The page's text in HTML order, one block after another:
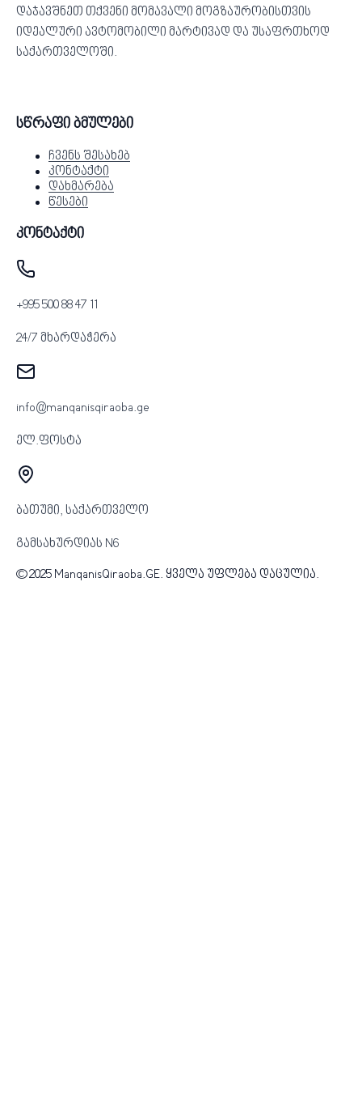
დაჯავშნეთ თქვენი მომავალი მოგზაურობისთვის
იდეალური ავტომობილი მარტივად და უსაფრთხოდ
საქართველოში.
სწრაფი ბმულები
ჩვენს შესახებ
კონტაქტი
დახმარება
წესები
კონტაქტი
+995 500 88 47 11
24/7 მხარდაჭერა
info@manqanisqiraoba.ge
ელ.ფოსტა
ბათუმი, საქართველო
გამსახურდიას N6
© 2025 ManqanisQiraoba.GE. ყველა უფლება დაცულია.